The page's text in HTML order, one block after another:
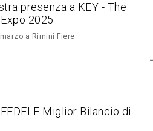
presenza a KEY - The
2025
a Rimini Fiere
Miglior Bilancio di